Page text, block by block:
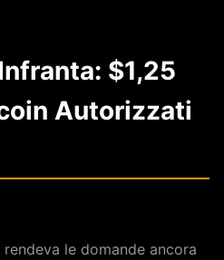
$1,25
Autorizzati
le domande ancora